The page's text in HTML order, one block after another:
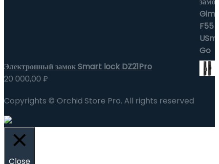
Электронный замок Smart lock DZ21Pro
20 000,00 ₽
Copyrights © Orchid Store Pro. All rights reserved
Close